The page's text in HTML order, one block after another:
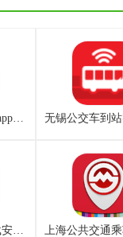
上海公共交通实时app下载安卓最新版
亳州公交车app下载安卓最新版